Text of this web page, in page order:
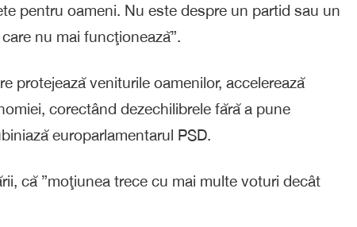
pentru oameni. Nu este despre un partid sau un
nu mai funcţionează”.
protejează veniturile oamenilor, accelerează
corectând dezechilibrele fără a pune
europarlamentarul PSD.
că ”moţiunea trece cu mai multe voturi decât